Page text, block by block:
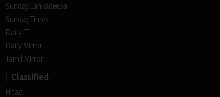
Sunday Lankadeepa
Sunday Times
Daily FT
Daily Mirror
Tamil Mirror
Classified
Hitad